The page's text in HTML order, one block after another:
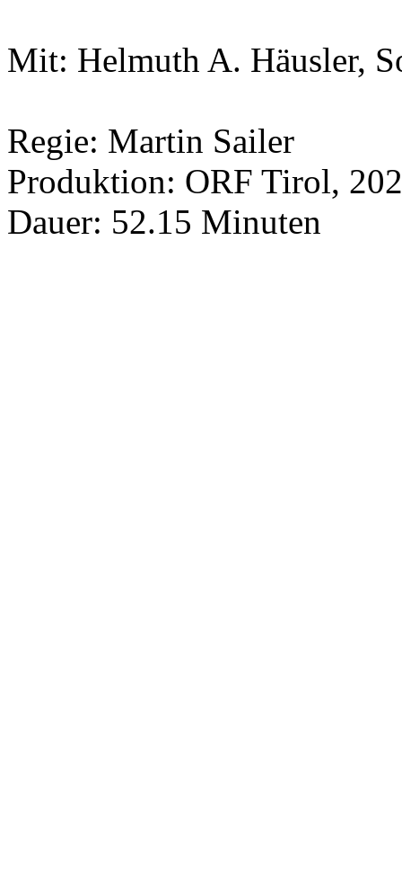
Mit: Helmuth A. Häusler,
Regie: Martin Sailer
Produktion: ORF Tirol,
Dauer: 52.15 Minuten